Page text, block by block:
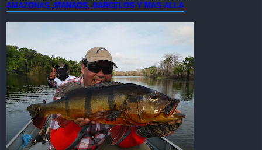
AMAZONAS ,MANAOS, BARCELOS Y MAS ALLA